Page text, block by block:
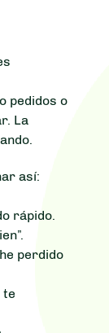
pedidos o
La
así:
rápido.
perdido
te